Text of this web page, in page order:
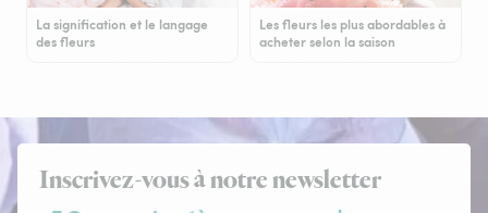
La signification et le langage
des fleurs
Les fleurs les plus abordables à
acheter selon la saison
Inscrivez-vous à notre newsletter